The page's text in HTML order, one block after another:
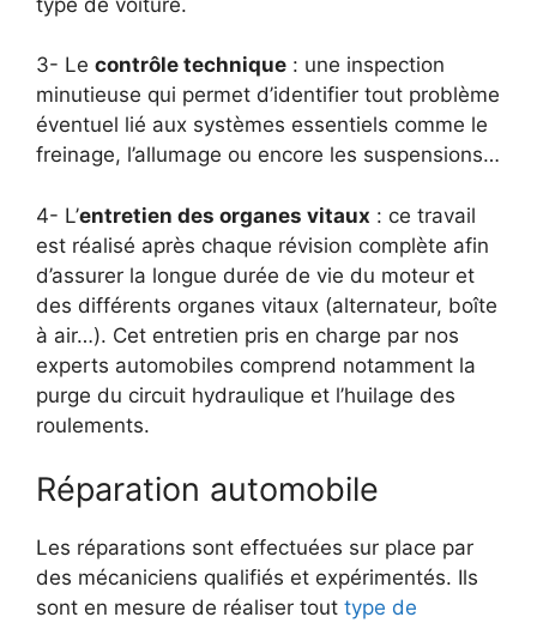
3- Le contrôle technique : une inspection
minutieuse qui permet d’identifier tout problème
éventuel lié aux systèmes essentiels comme le
freinage, l’allumage ou encore les suspensions…
4- L’entretien des organes vitaux : ce travail
est réalisé après chaque révision complète afin
d’assurer la longue durée de vie du moteur et
des différents organes vitaux (alternateur, boîte
à air…). Cet entretien pris en charge par nos
experts automobiles comprend notamment la
purge du circuit hydraulique et l’huilage des
roulements.
Réparation automobile
Les réparations sont effectuées sur place par
des mécaniciens qualifiés et expérimentés. Ils
sont en mesure de réaliser tout type de